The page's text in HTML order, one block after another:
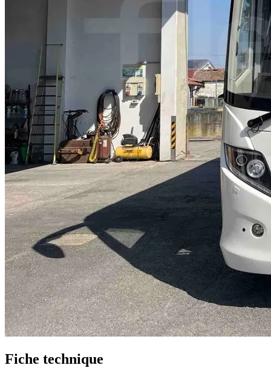
Fiche technique